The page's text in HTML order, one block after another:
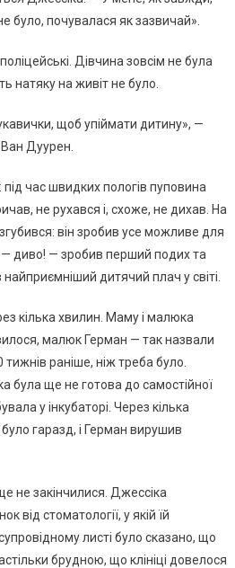
було, почувалася як зазвичай».
Дівчина зовсім не була
натяку на живіт не було.
щоб упіймати дитину», —
Дуурен.
час швидких пологів пуповина
не рухався і, схоже, не дихав. На
він зробив усе можливе для
диво! — зробив перший подих та
дитячий плач у світі.
кілька хвилин. Маму і малюка
малюк Герман — так назвали
раніше, ніж треба було.
була ще не готова до самостійної
у інкубаторі. Через кілька
гаразд, і Герман вирушив
не закінчилися. Джессіка
від стоматології, у якій їй
листі було сказано, що
брудною, що клініці довелося